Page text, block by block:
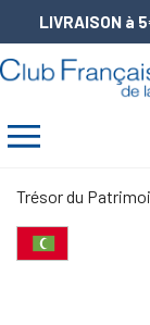
LIVRAISON à
Trésor du